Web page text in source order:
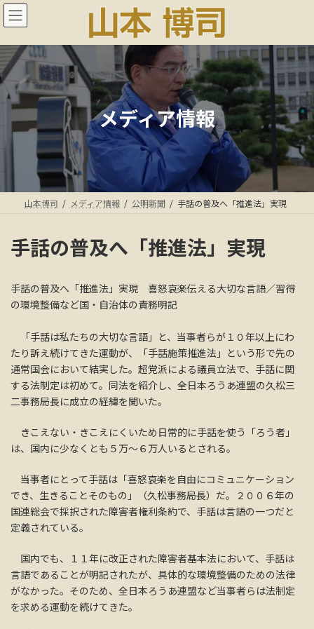
コ
ン
ン
ツ
へ
ス
ナ
ビ
ー
シ
ョ
ン
メディア情報
山本博司 メディア情報 公明新聞 手話の普及へ「推進法」実現
手話の普及へ「推進法」実現
手話の普及へ「推進法」実現 喜怒哀楽伝える大切な言語／習得
の環境整備など国・自治体の責務明記
「手話は私たちの大切な言語」と、当事者らが１０年以上にわ
たり訴え続けてきた運動が、「手話施策推進法」という形で先の
通常国会において結実した。超党派による議員立法で、手話に関
する法制定は初めて。同法を紹介し、全日本ろうあ連盟の久松三
二事務局長に成立の経緯を聞いた。
きこえない・きこえにくいため日常的に手話を使う「ろう者」
は、国内に少なくとも５万～６万人いるとされる。
当事者にとって手話は「喜怒哀楽を自由にコミュニケーション
でき、生きることそのもの」（久松事務局長）だ。２００６年の
国連総会で採択された障害者権利条約で、手話は言語の一つだと
定義されている。
国内でも、１１年に改正された障害者基本法において、手話は
言語であることが明記されたが、具体的な環境整備のための法律
がなかった。そのため、全日本ろうあ連盟など当事者らは法制定
を求める運動を続けてきた。